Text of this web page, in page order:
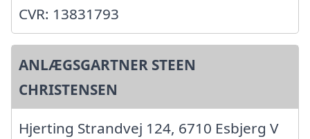
CVR: 13831793
ANLÆGSGARTNER STEEN
CHRISTENSEN
Hjerting Strandvej 124, 6710 Esbjerg V